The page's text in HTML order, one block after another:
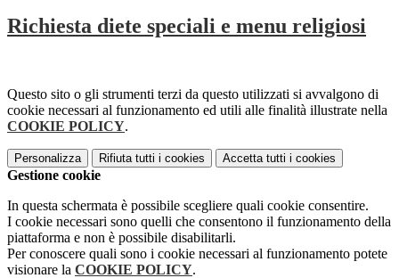
Richiesta diete speciali e menu religiosi
Questo sito o gli strumenti terzi da questo utilizzati si avvalgono di
cookie necessari al funzionamento ed utili alle finalità illustrate nella
COOKIE POLICY.
Personalizza Rifiuta tutti i cookies Accetta tutti i cookies
Gestione cookie
In questa schermata è possibile scegliere quali cookie consentire.
I cookie necessari sono quelli che consentono il funzionamento della
piattaforma e non è possibile disabilitarli.
Per conoscere quali sono i cookie necessari al funzionamento potete
visionare la COOKIE POLICY.